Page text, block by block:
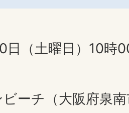
日（土曜日）10時
ーチ（大阪府泉